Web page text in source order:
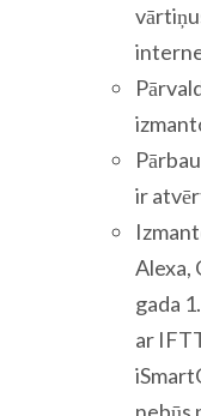
ir
Alexa,
gada
ar